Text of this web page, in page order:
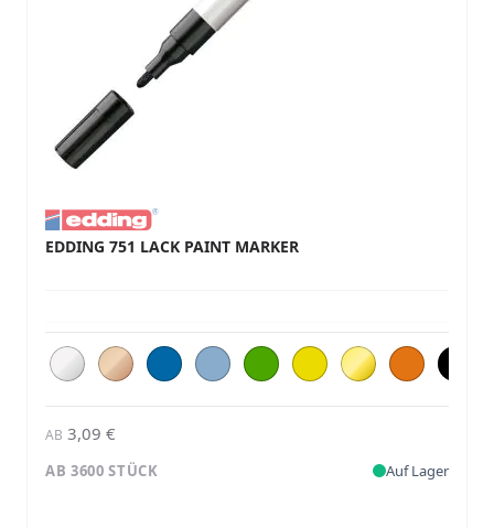
EDDING 751 LACK PAINT MARKER
AB 3,09 €
AB 3600 STÜCK Auf Lager